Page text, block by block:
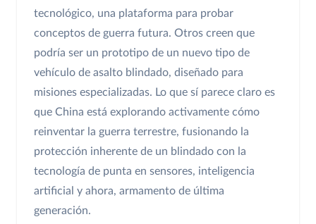
tecnológico, una plataforma para probar
conceptos de guerra futura. Otros creen que
podría ser un prototipo de un nuevo tipo de
vehículo de asalto blindado, diseñado para
misiones especializadas. Lo que sí parece claro es
que China está explorando activamente cómo
reinventar la guerra terrestre, fusionando la
protección inherente de un blindado con la
tecnología de punta en sensores, inteligencia
artificial y ahora, armamento de última
generación.